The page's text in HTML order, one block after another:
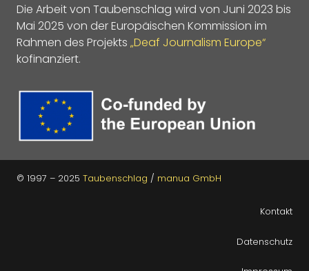
Die Arbeit von Taubenschlag wird von Juni 2023 bis
Mai 2025 von der Europäischen Kommission im
Rahmen des Projekts „Deaf Journalism Europe“
kofinanziert.
© 1997 – 2025 Taubenschlag / manua GmbH
Kontakt
Datenschutz